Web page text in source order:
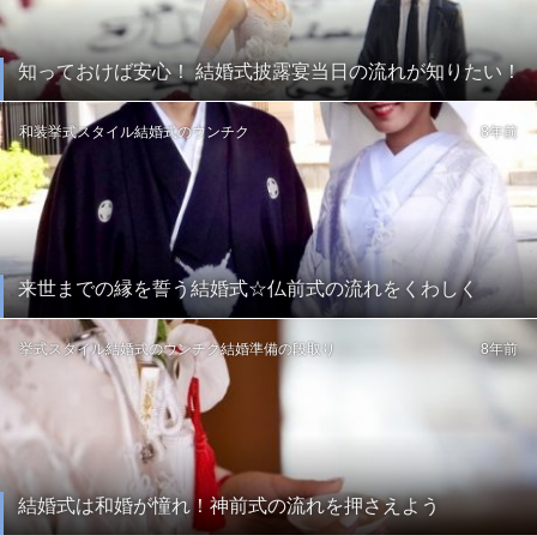
知っておけば安心！ 結婚式披露宴当日の流れが知りたい！
来世までの縁を誓う結婚式☆仏前式の流れをくわしく
和装挙式スタイル結婚式のウンチク 8年前
結婚式は和婚が憧れ！神前式の流れを押さえよう
挙式スタイル結婚式のウンチク結婚準備の段取り 8年前